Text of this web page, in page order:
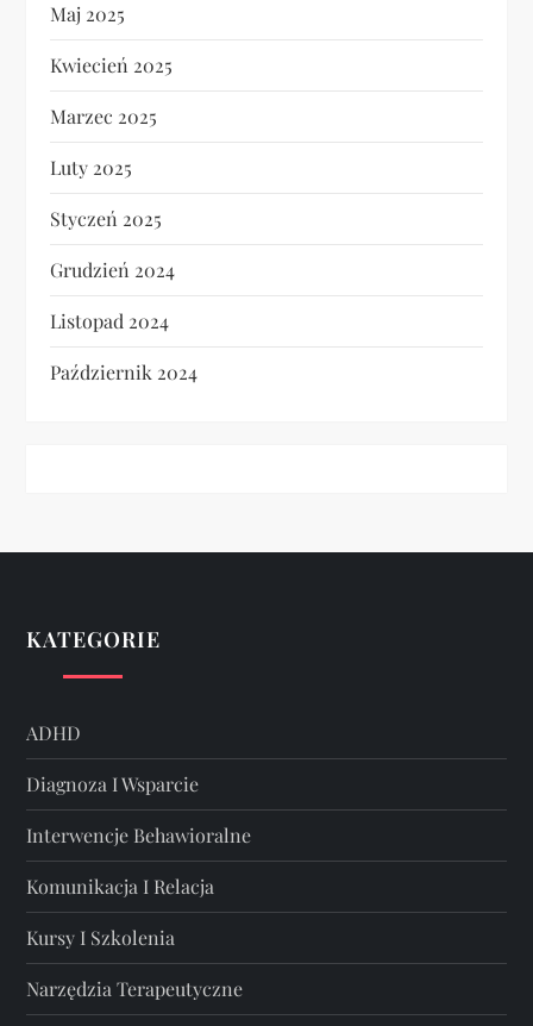
Maj 2025
Kwiecień 2025
Marzec 2025
Luty 2025
Styczeń 2025
Grudzień 2024
Listopad 2024
Październik 2024
KATEGORIE
ADHD
Diagnoza I Wsparcie
Interwencje Behawioralne
Komunikacja I Relacja
Kursy I Szkolenia
Narzędzia Terapeutyczne